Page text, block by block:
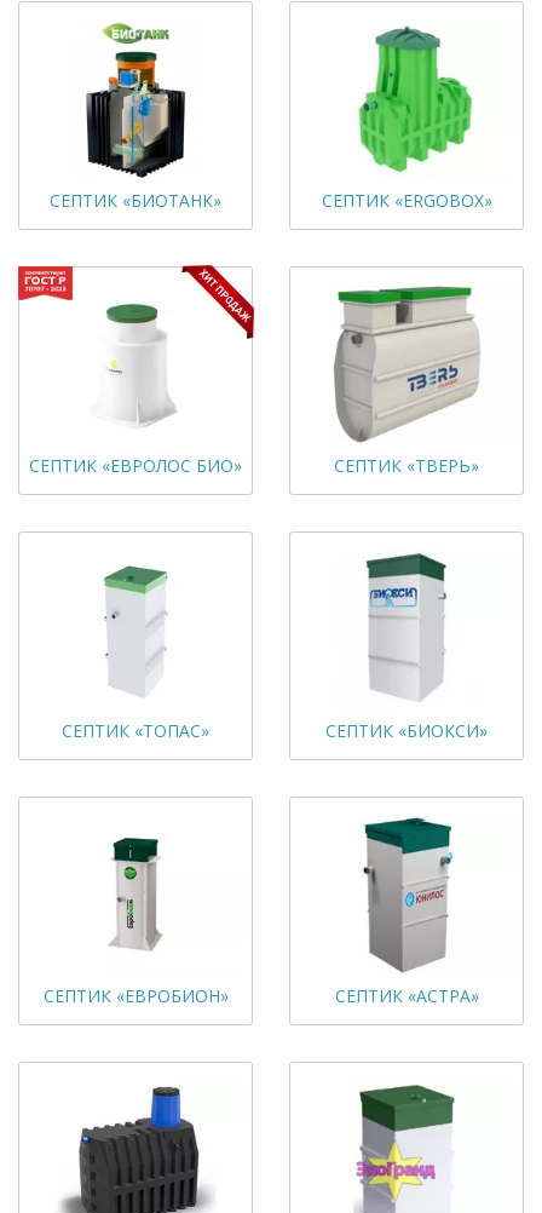
СЕПТИК «БИОТАНК» СЕПТИК «ERGOBOX»
СЕПТИК «ЕВРОЛОС БИО» СЕПТИК «ТВЕРЬ»
СЕПТИК «ТОПАС» СЕПТИК «БИОКСИ»
СЕПТИК «ЕВРОБИОН» СЕПТИК «АСТРА»